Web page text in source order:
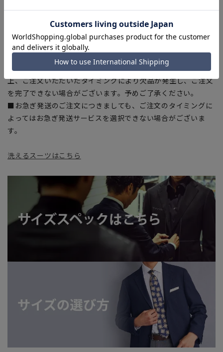
■ブラウザやお使いのモニター環境、また撮影時の室内外の光
加減により、実際の商品と掲載画像の色味が異なる場合がござ
います。
■店舗や各モールサイトと商品在庫を共有しております関係
上、ご注文いただいたタイミングにより欠品が発生し、ご注文
を完了できない場合がございます。予めご了承ください。
■お急ぎ発送のご注文につきましても、ご注文のタイミングに
よってはお急ぎ発送サービスを選択できない場合がございま
す。
洗えるスーツはこちら